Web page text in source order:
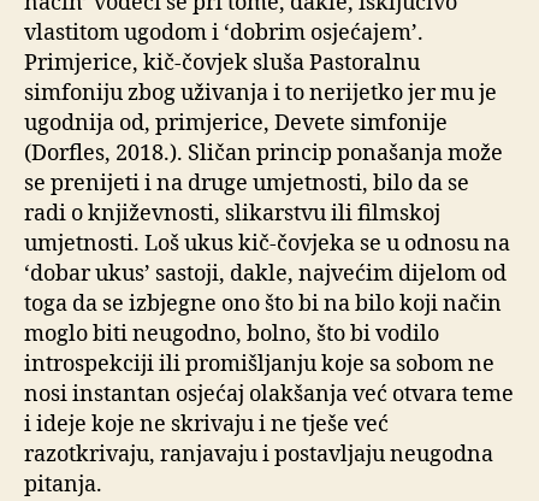
vlastitom ugodom i ‘dobrim osjećajem’.
Primjerice, kič-čovjek sluša Pastoralnu
simfoniju zbog uživanja i to nerijetko jer mu je
ugodnija od, primjerice, Devete simfonije
(Dorfles, 2018.). Sličan princip ponašanja može
se prenijeti i na druge umjetnosti, bilo da se
radi o književnosti, slikarstvu ili filmskoj
umjetnosti. Loš ukus kič-čovjeka se u odnosu na
‘dobar ukus’ sastoji, dakle, najvećim dijelom od
toga da se izbjegne ono što bi na bilo koji način
moglo biti neugodno, bolno, što bi vodilo
introspekciji ili promišljanju koje sa sobom ne
nosi instantan osjećaj olakšanja već otvara teme
i ideje koje ne skrivaju i ne tješe već
razotkrivaju, ranjavaju i postavljaju neugodna
pitanja.